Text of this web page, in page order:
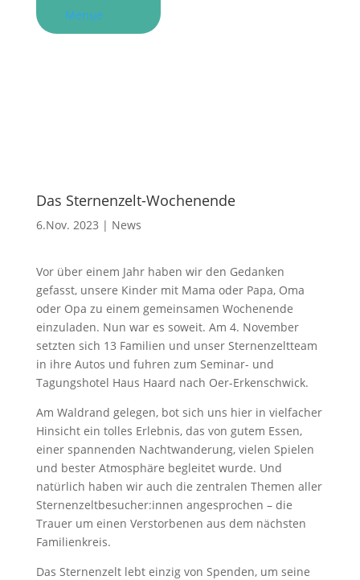
Menue
Das Sternenzelt-Wochenende
6.Nov. 2023 | News
Vor über einem Jahr haben wir den Gedanken
gefasst, unsere Kinder mit Mama oder Papa, Oma
oder Opa zu einem gemeinsamen Wochenende
einzuladen. Nun war es soweit. Am 4. November
setzten sich 13 Familien und unser Sternenzeltteam
in ihre Autos und fuhren zum Seminar- und
Tagungshotel Haus Haard nach Oer-Erkenschwick.
Am Waldrand gelegen, bot sich uns hier in vielfacher
Hinsicht ein tolles Erlebnis, das von gutem Essen,
einer spannenden Nachtwanderung, vielen Spielen
und bester Atmosphäre begleitet wurde. Und
natürlich haben wir auch die zentralen Themen aller
Sternenzeltbesucher:innen angesprochen – die
Trauer um einen Verstorbenen aus dem nächsten
Familienkreis.
Das Sternenzelt lebt einzig von Spenden, um seine